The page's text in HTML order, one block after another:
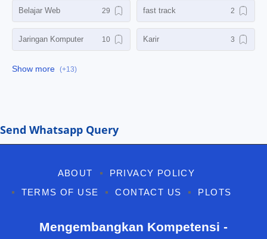
Belajar Web fast track
Jaringan Komputer Karir
Komputer Dasar
Kursus Office
Send Whatsapp Query
ABOUT
PRIVACY POLICY
TERMS OF USE
CONTACT US PLOTS
Mengembangkan Kompetensi -